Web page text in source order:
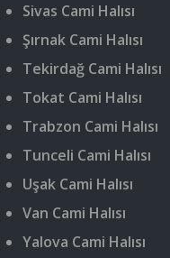
Sivas Cami Halısı
Şırnak Cami Halısı
Tekirdağ Cami Halısı
Tokat Cami Halısı
Trabzon Cami Halısı
Tunceli Cami Halısı
Uşak Cami Halısı
Van Cami Halısı
Yalova Cami Halısı